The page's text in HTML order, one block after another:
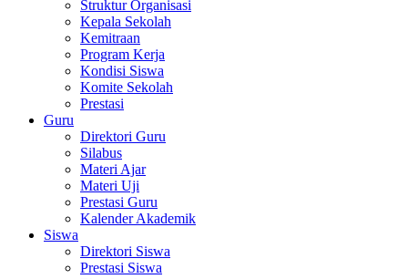
Struktur Organisasi
Kepala Sekolah
Kemitraan
Program Kerja
Kondisi Siswa
Komite Sekolah
Prestasi
Guru
Direktori Guru
Silabus
Materi Ajar
Materi Uji
Prestasi Guru
Kalender Akademik
Siswa
Direktori Siswa
Prestasi Siswa